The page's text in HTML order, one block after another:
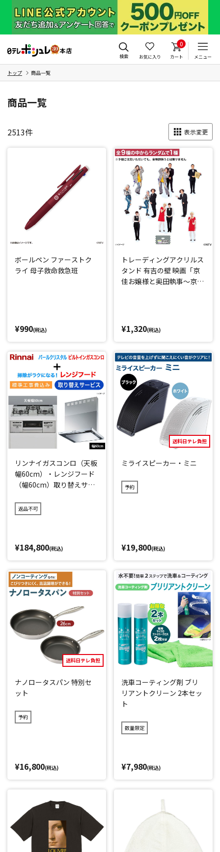
検索 お気に入り
0
カート メニュー
トップ 商品一覧
商品一覧
2513件 表示変更
ボールペン ファーストク
ライ 母子救命救急班
¥990(税込)
トレーディングアクリルス
タンド 有吉の壁 映画「京
佳お嬢様と奥田執事～京佳
¥1,320(税込)
リンナイガスコンロ（天板
幅60cm）・レンジフード
（幅60cm）取り替えサー
返品不可
¥184,800(税込)
送料日テレ負担
ミライスピーカー・ミニ
予約
¥19,800(税込)
送料日テレ負担
ナノロータスパン 特別セ
ット
予約
¥16,800(税込)
洗車コーティング剤 ブリ
リアントクリーン 2本セッ
ト
数量限定
¥7,980(税込)